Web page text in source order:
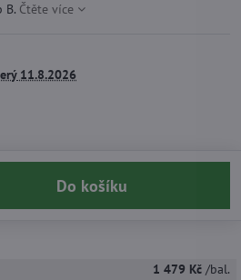
B. Čtěte více
11.8.2026
Do košíku
1 479 Kč /bal.